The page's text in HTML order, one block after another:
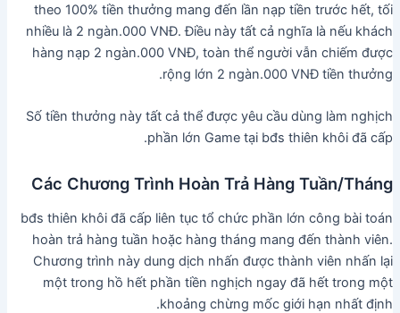
theo 100% tiền thưởng mang đến lần nạp tiền trước hết, tối
nhiều là 2 ngàn.000 VNĐ. Điều này tất cả nghĩa là nếu khách
hàng nạp 2 ngàn.000 VNĐ, toàn thể người vẫn chiếm được
rộng lớn 2 ngàn.000 VNĐ tiền thưởng.
Số tiền thưởng này tất cả thể được yêu cầu dùng làm nghịch
phần lớn Game tại bđs thiên khôi đã cấp.
Các Chương Trình Hoàn Trả Hàng Tuần/Tháng
bđs thiên khôi đã cấp liên tục tổ chức phần lớn công bài toán
hoàn trả hàng tuần hoặc hàng tháng mang đến thành viên.
Chương trình này dung dịch nhấn được thành viên nhấn lại
một trong hồ hết phần tiền nghịch ngay đã hết trong một
khoảng chừng mốc giới hạn nhất định.